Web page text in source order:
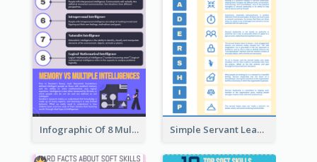
Infographic Of 8 Multiple Intelligences You Need To Know Simple Servant Leadership Infographic Design Idea